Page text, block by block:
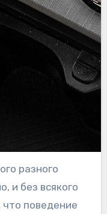
разного
и без всякого
что поведение